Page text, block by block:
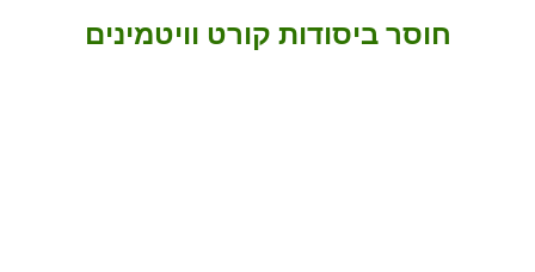
חוסר ביסודות קורט וויטמינים